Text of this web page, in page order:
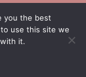
lecture
you the best
use this site we
it.